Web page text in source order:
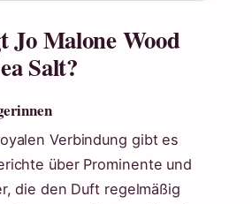
Jo Malone Wood
Salt?
Verbindung gibt es
über Prominente und
die den Duft regelmäßig